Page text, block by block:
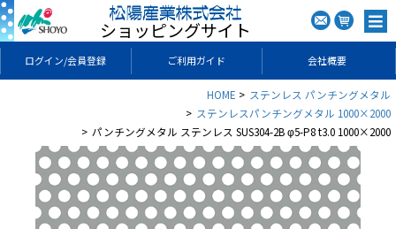
ショッピングサイト
ログイン/会員登録 ご利用ガイド 会社概要
HOME
ステンレス パンチングメタル
ステンレスパンチングメタル 1000×2000
パンチングメタル ステンレス SUS304-2B φ5-P8 t3.0 1000×2000